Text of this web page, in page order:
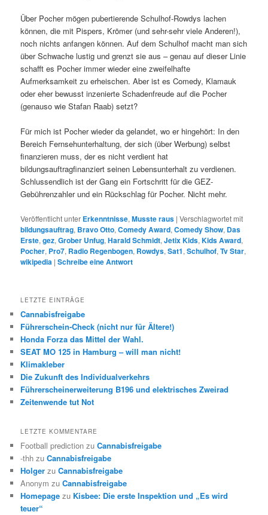
Über Pocher mögen pubertierende Schulhof-Rowdys lachen
können, die mit Pispers, Krömer (und sehr-sehr viele Anderen!),
noch nichts anfangen können. Auf dem Schulhof macht man sich
über Schwache lustig und grenzt sie aus – genau auf dieser Linie
schafft es Pocher immer wieder eine zweifelhafte
Aufmerksamkeit zu erheischen. Aber ist es Comedy, Klamauk
oder eher bewusst inzenierte Schadenfreude auf die Pocher
(genauso wie Stafan Raab) setzt?
Für mich ist Pocher wieder da gelandet, wo er hingehört: In den
Bereich Fernsehunterhaltung, der sich (über Werbung) selbst
finanzieren muss, der es nicht verdient hat
bildungsauftragfinanziert seinen Lebensunterhalt zu verdienen.
Schlussendlich ist der Gang ein Fortschritt für die GEZ-
Gebührenzahler und ein Rückschlag für Pocher. Nicht mehr.
Veröffentlicht unter Erkenntnisse,Musste raus |Verschlagwortet mit
bildungsauftrag, Bravo Otto,Comedy Award,Comedy Show, Das
Erste,gez,Grober Unfug,Harald Schmidt,Jetix Kids,Kids Award,
Pocher, Pro7, Radio Regenbogen, Rowdys,Sat1,Schulhof,Tv Star,
wikipedia |Schreibe eine Antwort
LETZTE EINTRÄGE
Cannabisfreigabe
Führerschein-Check (nicht nur für Ältere!)
Honda Forza das Mittel der Wahl.
SEAT MO 125 in Hamburg – will man nicht!
Klimakleber
Die Zukunft des Individualverkehrs
Führerscheinerweiterung B196 und elektrisches Zweirad
Zeitenwende tut Not
LETZTE KOMMENTARE
Football prediction zuCannabisfreigabe
-thh zuCannabisfreigabe
Holger zuCannabisfreigabe
Anonym zuCannabisfreigabe
Homepage zu Kisbee: Die erste Inspektion und „Es wird
teuer“